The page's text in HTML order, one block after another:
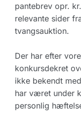
pantebrev opr.
relevante sider
tvangsauktion.
Der har efter
konkursdekret
ikke bekendt
har været under
personlig